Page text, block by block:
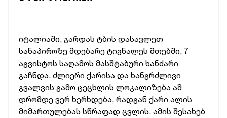
იტალიაში, გარდას ტბის დასავლეთ
სანაპიროზე მდებარე ტიგნალეს მთებში, 7
აგვისტოს საღამოს მასშტაბური ხანძარი
გაჩნდა. ძლიერი ქარისა და ხანგრძლივი
გვალვის გამო ცეცხლის ლოკალიზება ამ
დრომდე ვერ ხერხდება, რადგან ქარი ალის
მიმართულებას სწრაფად ცვლის. ამის შესახებ